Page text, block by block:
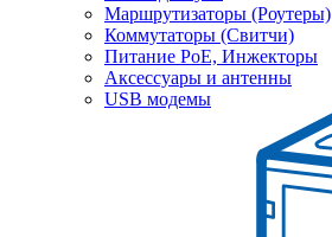
Маршрутизаторы (Роутеры)
Коммутаторы (Свитчи)
Питание PoE, Инжекторы
Аксессуары и антенны
USB модемы